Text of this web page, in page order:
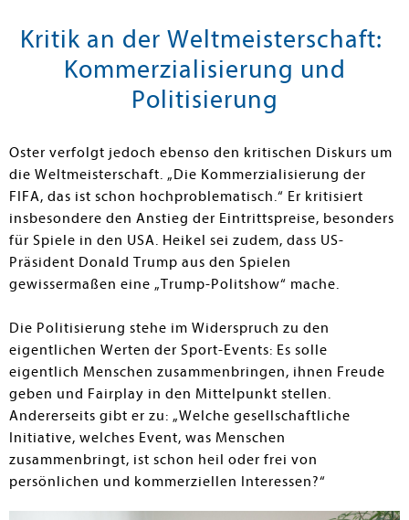
Kritik an der Weltmeisterschaft:
Kommerzialisierung und
Politisierung
Oster verfolgt jedoch ebenso den kritischen Diskurs um
die Weltmeisterschaft. „Die Kommerzialisierung der
FIFA, das ist schon hochproblematisch.“ Er kritisiert
insbesondere den Anstieg der Eintrittspreise, besonders
für Spiele in den USA. Heikel sei zudem, dass US-
Präsident Donald Trump aus den Spielen
gewissermaßen eine „Trump-Politshow“ mache.
Die Politisierung stehe im Widerspruch zu den
eigentlichen Werten der Sport-Events: Es solle
eigentlich Menschen zusammenbringen, ihnen Freude
geben und Fairplay in den Mittelpunkt stellen.
Andererseits gibt er zu: „Welche gesellschaftliche
Initiative, welches Event, was Menschen
zusammenbringt, ist schon heil oder frei von
persönlichen und kommerziellen Interessen?“